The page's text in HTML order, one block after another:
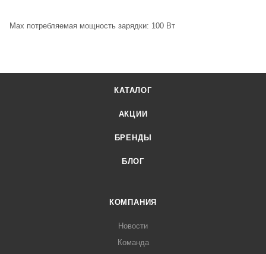
Max потребляемая мощность зарядки: 100 Вт
КАТАЛОГ
АКЦИИ
БРЕНДЫ
БЛОГ
КОМПАНИЯ
Новости
Команда